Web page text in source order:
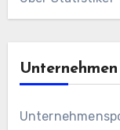
Unternehmen